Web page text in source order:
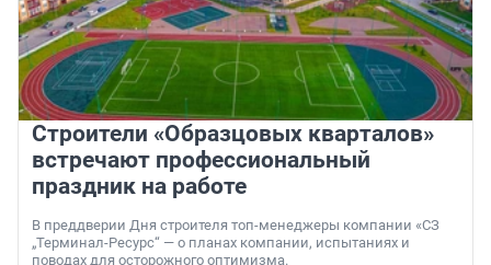
Строители «Образцовых кварталов»
встречают профессиональный
праздник на работе
В преддверии Дня строителя топ-менеджеры компании «СЗ
„Терминал-Ресурс“ — о планах компании, испытаниях и
поводах для осторожного оптимизма.